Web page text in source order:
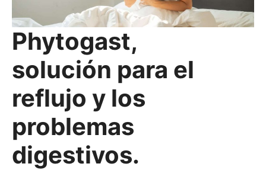
Phytogast,
solución para el
reflujo y los
problemas
digestivos.